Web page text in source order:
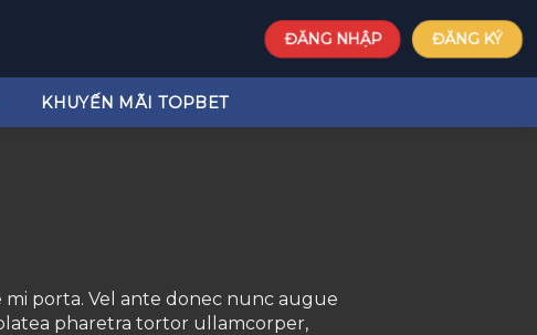
ĐĂNG NHẬP ĐĂNG KÝ
KHUYẾN MÃI TOPBET
mi porta. Vel ante donec nunc augue
pharetra tortor ullamcorper,